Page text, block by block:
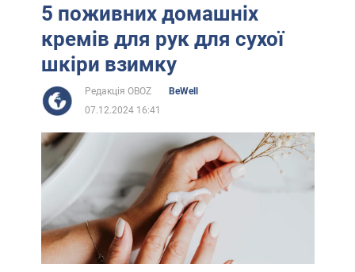
5 поживних домашніх
кремів для рук для сухої
шкіри взимку
Редакція OBOZ
BeWell
07.12.2024 16:41